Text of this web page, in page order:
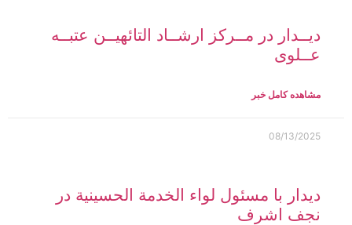
دیــدار در مــرکز ارشــاد التائهیــن عتبــه
عــلوی
مشاهده کامل خبر
08/13/2025
دیدار با مسئول لواء الخدمة الحسينية در
نجف اشرف